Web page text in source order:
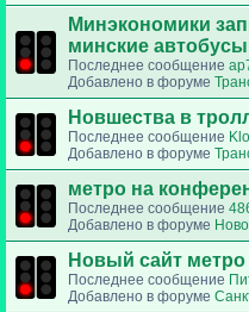
Минэкономики
минские автобусы
Последнее сообщение
Добавлено в форуме
Новшества в
Последнее сообщение
Добавлено в форуме
метро на
Последнее сообщение
Добавлено в форуме
Новый сайт метро
Последнее сообщение
Добавлено в форуме